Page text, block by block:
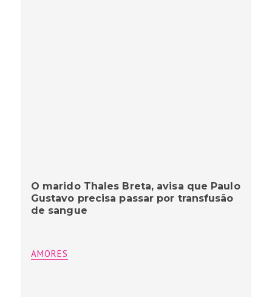
O marido Thales Breta, avisa que Paulo
Gustavo precisa passar por transfusão
de sangue
AMORES